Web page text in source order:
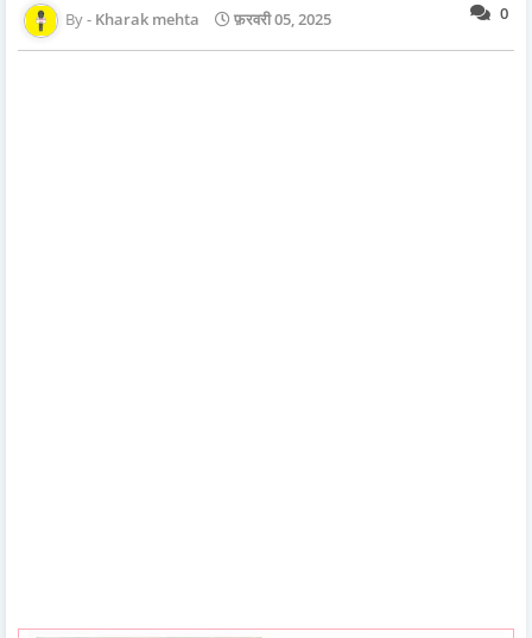
0
Kharak mehta फ़रवरी 05, 2025